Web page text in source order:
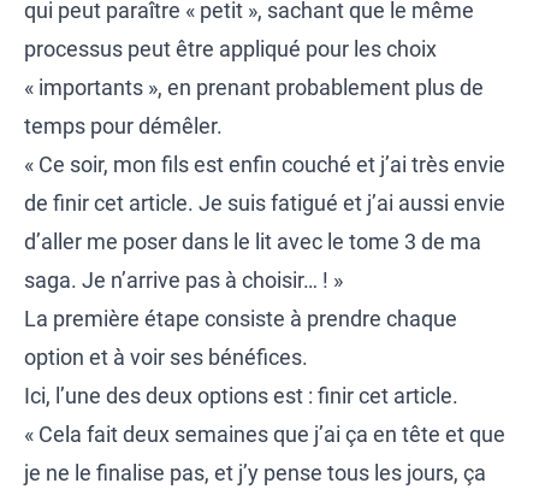
qui peut paraître « petit », sachant que le même
processus peut être appliqué pour les choix
« importants », en prenant probablement plus de
temps pour démêler.
« Ce soir, mon fils est enfin couché et j’ai très envie
de finir cet article. Je suis fatigué et j’ai aussi envie
d’aller me poser dans le lit avec le tome 3 de ma
saga. Je n’arrive pas à choisir… ! »
La première étape consiste à prendre chaque
option et à voir ses bénéfices.
Ici, l’une des deux options est : finir cet article.
« Cela fait deux semaines que j’ai ça en tête et que
je ne le finalise pas, et j’y pense tous les jours, ça